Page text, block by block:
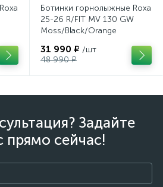
Ботинки горнолыжные Roxa
25-26 R/FIT MV 130 GW
Moss/Black/Orange
31 990 ₽ /шт
48 990 ₽
Задайте
прямо сейчас!